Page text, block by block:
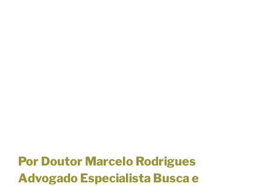
Por Doutor Marcelo Rodrigues
Advogado Especialista Busca e